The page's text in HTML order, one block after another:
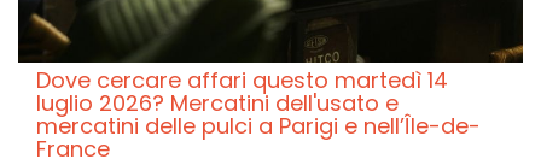
Dove cercare affari questo martedì 14
luglio 2026? Mercatini dell'usato e
mercatini delle pulci a Parigi e nell’Île-de-
France